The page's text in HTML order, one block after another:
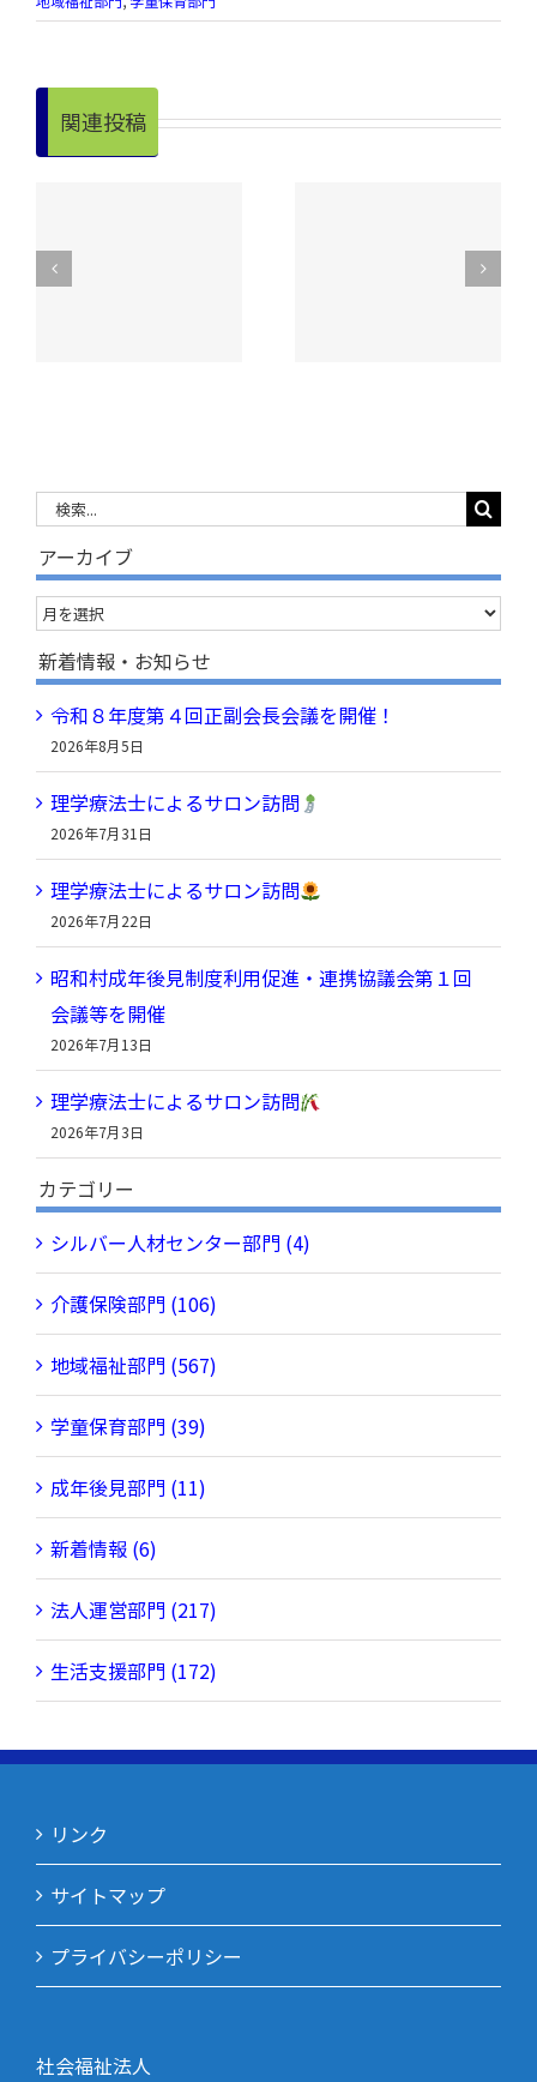
関連投稿
令和８年度 昭和
村老人クラブ連合
…
アーカイブ
ア
ー
カ
イ
ブ
新着情報・お知らせ
令和８年度第４回正副会長会議を開催！
2026年8月5日
理学療法士によるサロン訪問
2026年7月31日
理学療法士によるサロン訪問
2026年7月22日
昭和村成年後見制度利用促進・連携協議会第１回
会議等を開催
2026年7月13日
理学療法士によるサロン訪問
2026年7月3日
カテゴリー
シルバー人材センター部門 (4)
介護保険部門 (106)
地域福祉部門 (567)
学童保育部門 (39)
成年後見部門 (11)
新着情報 (6)
法人運営部門 (217)
生活支援部門 (172)
リンク
サイトマップ
プライバシーポリシー
社会福祉法人